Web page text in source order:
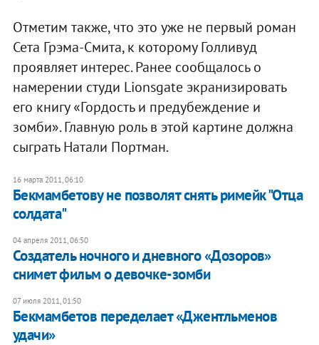
Отметим также, что это уже не первый роман
Сета Грэма-Смита, к которому Голливуд
проявляет интерес. Ранее сообщалось о
намерении студи Lionsgate экранизировать
его книгу «Гордость и предубеждение и
зомби». Главную роль в этой картине должна
сыграть Натали Портман.
16 марта 2011, 06:10
Бекмамбетову не позволят снять римейк "Отца
солдата"
04 апреля 2011, 06:50
Создатель ночного и дневного «Дозоров»
снимет фильм о девочке-зомби
07 июля 2011, 01:50
Бекмамбетов переделает «Джентльменов
удачи»